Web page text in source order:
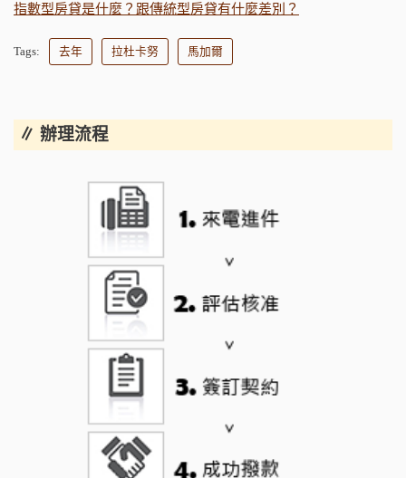
指數型房貸是什麼？跟傳統型房貸有什麼差別？
Tags: 去年 拉杜卡努 馬加爾
∥ 辦理流程